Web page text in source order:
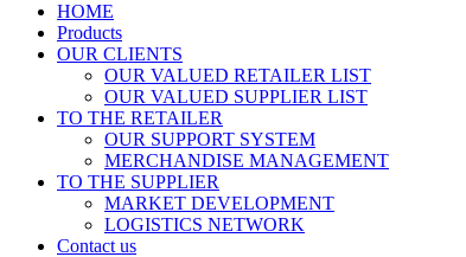
HOME
Products
OUR CLIENTS
OUR VALUED RETAILER LIST
OUR VALUED SUPPLIER LIST
TO THE RETAILER
OUR SUPPORT SYSTEM
MERCHANDISE MANAGEMENT
TO THE SUPPLIER
MARKET DEVELOPMENT
LOGISTICS NETWORK
Contact us